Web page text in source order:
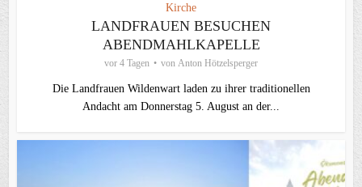
Kirche
LANDFRAUEN BESUCHEN
ABENDMAHLKAPELLE
vor 4 Tagen von Anton Hötzelsperger
Die Landfrauen Wildenwart laden zu ihrer traditionellen
Andacht am Donnerstag 5. August an der...